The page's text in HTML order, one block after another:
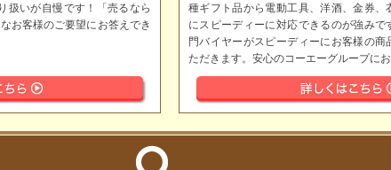
扱いが自慢です！「売るなら
お客様のご要望にお答えでき
種ギフト品から電動工具、洋酒、金券、
にスピーディーに対応できるのが強みで
門バイヤーがスピーディーにお客様の商
ただきます。安心のコーエーグループにお